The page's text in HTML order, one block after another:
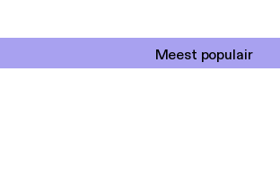
Meest populair